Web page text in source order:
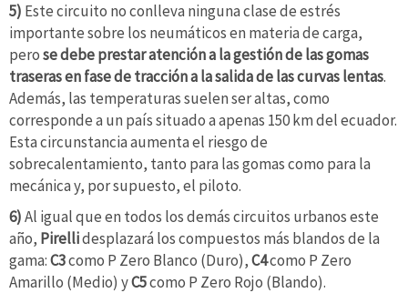
5) Este circuito no conlleva ninguna clase de estrés
importante sobre los neumáticos en materia de carga,
perose debe prestar atención a la gestión de las gomas
traseras en fase de tracción a la salida de las curvas lentas.
Además, las temperaturas suelen ser altas, como
corresponde a un país situado a apenas 150 km del ecuador.
Esta circunstancia aumenta el riesgo de
sobrecalentamiento, tanto para las gomas como para la
mecánica y, por supuesto, el piloto.
6)Al igual que en todos los demás circuitos urbanos este
año, Pirellidesplazará los compuestos más blandos de la
gama:C3como P Zero Blanco (Duro),C4como P Zero
Amarillo (Medio) yC5como P Zero Rojo (Blando).